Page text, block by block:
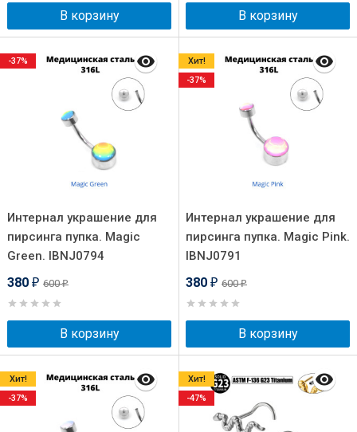
В корзину В корзину
Интернал украшение для
пирсинга пупка. Magic
Green. IBNJ0794
380 ₽ 600₽
В корзину
-37%
Интернал украшение для
пирсинга пупка. Magic Pink.
IBNJ0791
380 ₽ 600₽
В корзину
Хит!
-37%
Хит!
-37%
Хит!
-47%